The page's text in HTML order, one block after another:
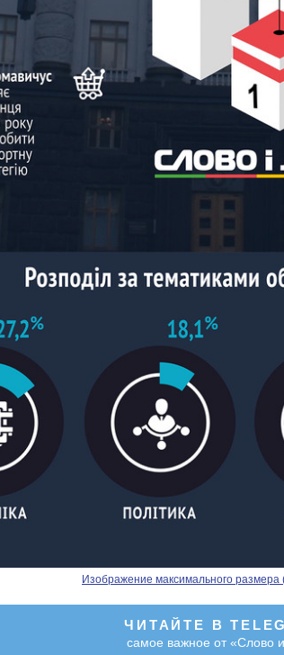
Изображение максимального размера
ЧИТАЙТЕ В
самое важное от «Слово